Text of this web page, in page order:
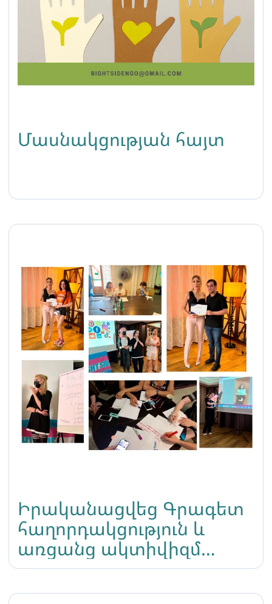
Մասնակցության հայտ
Իրականացվեց Գրագետ
հաղորդակցություն և
առցանց ակտիվիզմ
թեմայով դասընթացը
տրանսգենդեր